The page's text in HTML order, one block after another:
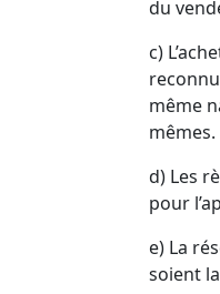
du
c)
même
mêmes.
d) Les
pour
e) La
soient